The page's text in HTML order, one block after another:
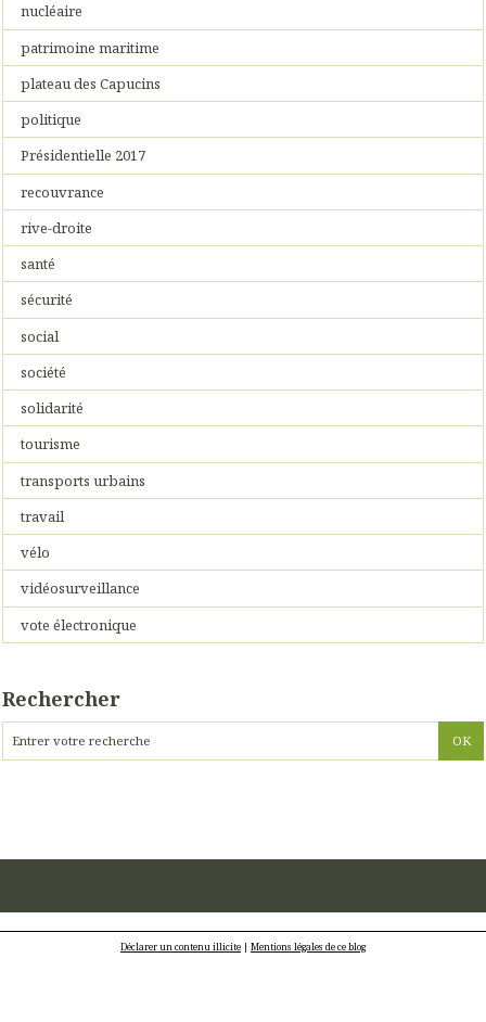
nucléaire
patrimoine maritime
plateau des Capucins
politique
Présidentielle 2017
recouvrance
rive-droite
santé
sécurité
social
société
solidarité
tourisme
transports urbains
travail
vélo
vidéosurveillance
vote électronique
Rechercher
Déclarer un contenu illicite | Mentions légales de ce blog